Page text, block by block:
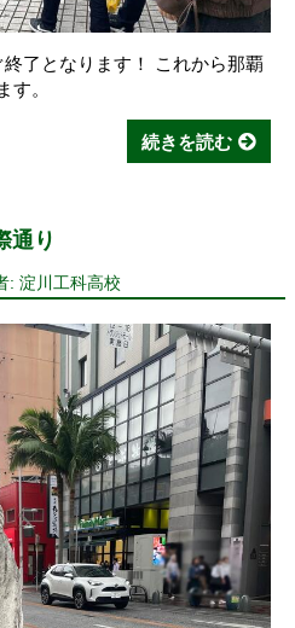
了となります！ これから那覇
す。
続きを読む
通り
: 淀川工科高校